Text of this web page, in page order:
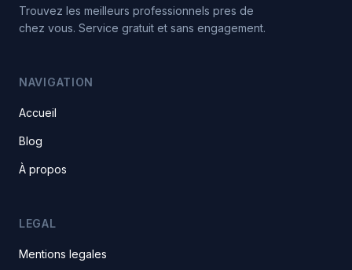
Trouvez les meilleurs professionnels pres de
chez vous. Service gratuit et sans engagement.
NAVIGATION
Accueil
Blog
À propos
LEGAL
Mentions legales